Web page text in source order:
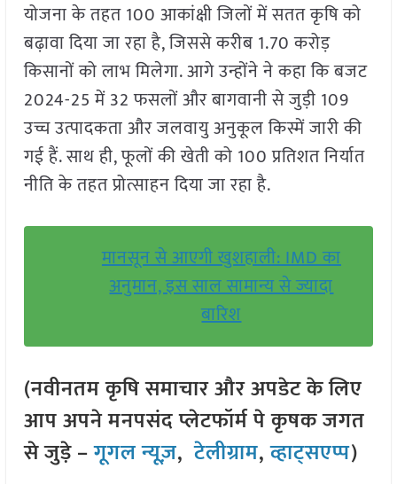
योजना के तहत 100 आकांक्षी जिलों में सतत कृषि को
बढ़ावा दिया जा रहा है, जिससे करीब 1.70 करोड़
किसानों को लाभ मिलेगा. आगे उन्होंने ने कहा कि बजट
2024-25 में 32 फसलों और बागवानी से जुड़ी 109
उच्च उत्पादकता और जलवायु अनुकूल किस्में जारी की
गई हैं. साथ ही, फूलों की खेती को 100 प्रतिशत निर्यात
नीति के तहत प्रोत्साहन दिया जा रहा है.
मानसून से आएगी खुशहाली: IMD का
अनुमान, इस साल सामान्य से ज्यादा
बारिश
(नवीनतम कृषि समाचार और अपडेट के लिए
आप अपने मनपसंद प्लेटफॉर्म पे कृषक जगत
से जुड़े –गूगल न्यूज़,टेलीग्राम,व्हाट्सएप्प)